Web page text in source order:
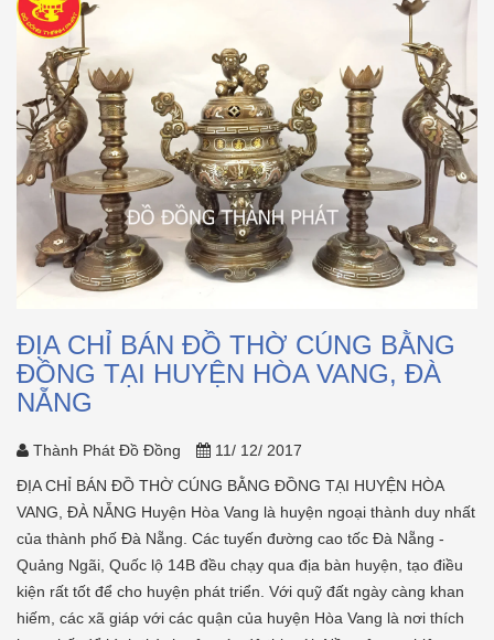
ĐỊA CHỈ BÁN ĐỒ THỜ CÚNG BẰNG
ĐỒNG TẠI HUYỆN HÒA VANG, ĐÀ
NẴNG
Thành Phát Đồ Đồng
11/ 12/ 2017
ĐỊA CHỈ BÁN ĐỒ THỜ CÚNG BẰNG ĐỒNG TẠI HUYỆN HÒA
VANG, ĐÀ NẴNG Huyện Hòa Vang là huyện ngoại thành duy nhất
của thành phố Đà Nẵng. Các tuyến đường cao tốc Đà Nẵng -
Quảng Ngãi, Quốc lộ 14B đều chạy qua địa bàn huyện, tạo điều
kiện rất tốt để cho huyện phát triển. Với quỹ đất ngày càng khan
hiếm, các xã giáp với các quận của huyện Hòa Vang là nơi thích